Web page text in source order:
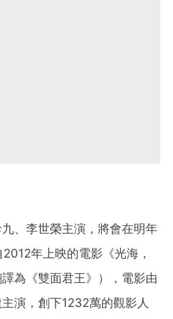
九、李世榮主演，將會在明年
年上映的電影《光海，
為《雙面君王》），電影由
演，創下1232萬的觀影人